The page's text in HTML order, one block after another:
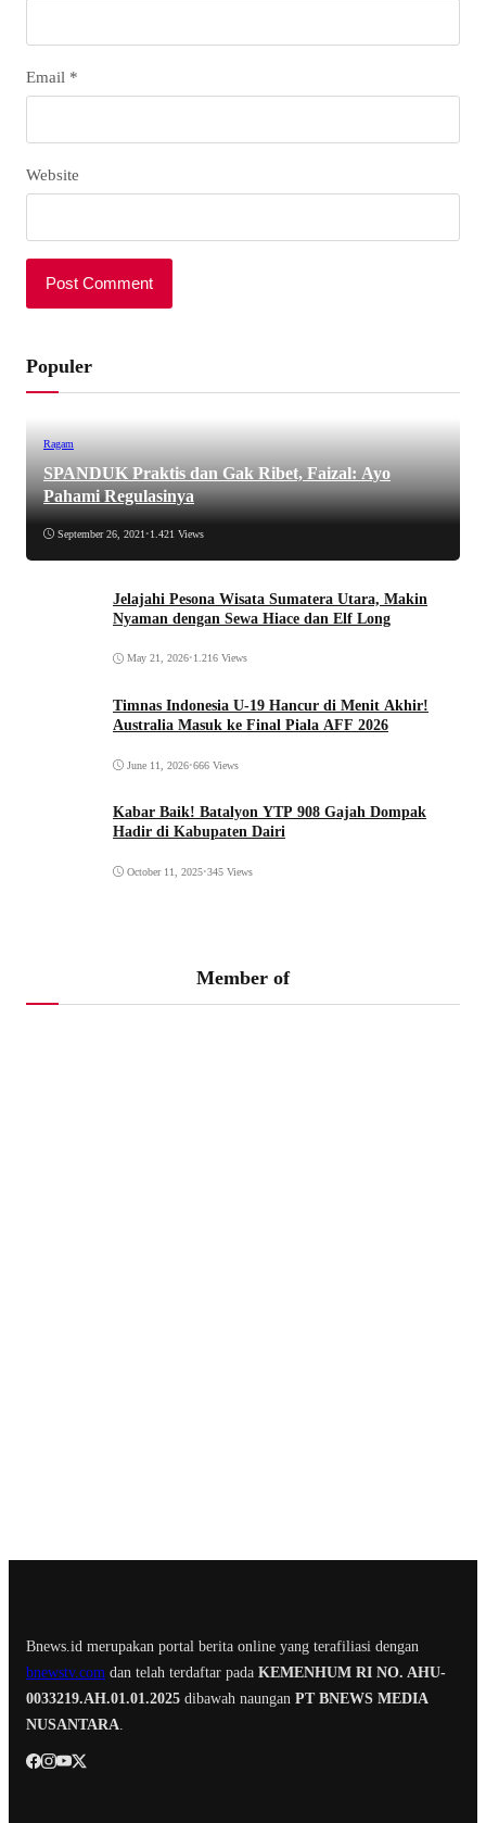
Email *
Website
Populer
Ragam
SPANDUK Praktis dan Gak Ribet, Faizal: Ayo
Pahami Regulasinya
September 26, 2021 •1.421 Views
Jelajahi Pesona Wisata Sumatera Utara, Makin
Nyaman dengan Sewa Hiace dan Elf Long
May 21, 2026•1.216 Views
Timnas Indonesia U-19 Hancur di Menit Akhir!
Australia Masuk ke Final Piala AFF 2026
June 11, 2026•666 Views
Kabar Baik! Batalyon YTP 908 Gajah Dompak
Hadir di Kabupaten Dairi
October 11, 2025•345 Views
Member of
Bnews.id merupakan portal berita online yang terafiliasi dengan
bnewstv.com dan telah terdaftar pada KEMENHUM RI NO. AHU-
0033219.AH.01.01.2025 dibawah naungan PT BNEWS MEDIA
NUSANTARA.